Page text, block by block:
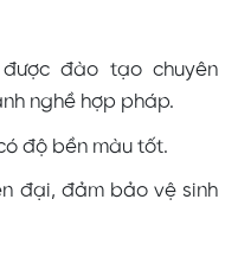
đào tạo chuyên
nghề hợp pháp.
độ bền màu tốt.
đại, đảm bảo vệ sinh